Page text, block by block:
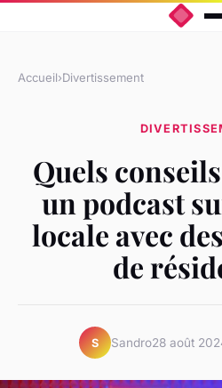
Accueil›Divertissement
Quels
un podcast
locale avec
de
S Sandro28 août